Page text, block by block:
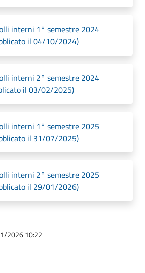
interni 1° semestre 2024
il 04/10/2024)
interni 2° semestre 2024
il 03/02/2025)
interni 1° semestre 2025
il 31/07/2025)
interni 2° semestre 2025
il 29/01/2026)
2026 10:22